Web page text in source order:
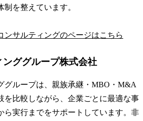
を整えています。
ンサルティングのページはこちら
ググループ株式会社
グループは、親族承継・MBO・M&A
を比較しながら、企業ごとに最適な事
ら実行までをサポートしています。非